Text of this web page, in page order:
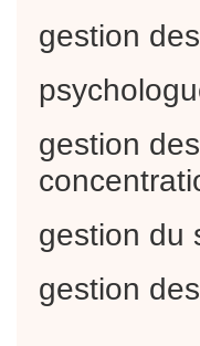
gestion
gestion
gestion du
gestion